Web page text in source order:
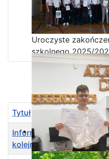
Uroczyste
szkolnego 2025/
Tytuł
Informatycy z II TI
kolejny szczebel kariery